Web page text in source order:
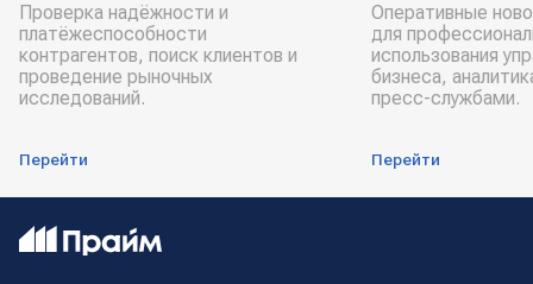
Проверка надёжности и
платёжеспособности
контрагентов, поиск клиентов и
проведение рыночных
исследований.
Перейти
Оперативные
для
использования
бизнеса,
пресс-службами.
Перейти